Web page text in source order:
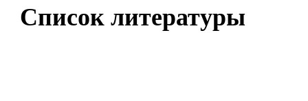
Список литературы